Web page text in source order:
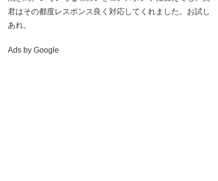
君はその都度レスポンス良く対応してくれました。お試し
あれ。
Ads by Google